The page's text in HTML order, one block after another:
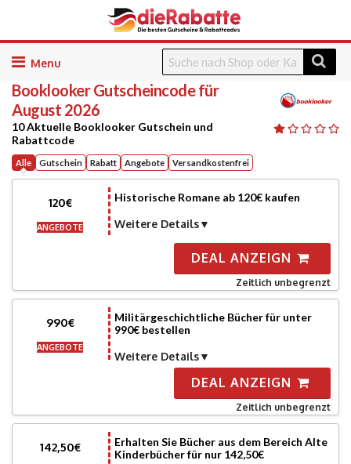
Skip
content
BooklookerGutscheincode für
August 2026
10 Aktuelle Booklooker Gutschein und
Rabattcode
Alle Gutschein Rabatt Angebote Versandkostenfrei
120€
ANGEBOTE
Historische Romane ab 120€ kaufen
Weitere Details
DEAL ANZEIGN
Zeitlich unbegrenzt
990€
ANGEBOTE
Militärgeschichtliche Bücher für unter
990€ bestellen
Weitere Details
DEAL ANZEIGN
Zeitlich unbegrenzt
142,50€
Erhalten Sie Bücher aus dem Bereich Alte
Kinderbücher für nur 142,50€